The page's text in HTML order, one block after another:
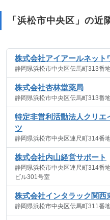
「浜松市中央区」の近
株式会社アイアールネット
静岡県浜松市中央区伝馬町313番
株式会社杏林堂薬局
静岡県浜松市中央区伝馬町313番
特定非営利活動法人クリエ
ツ
静岡県浜松市中央区連尺町314番
株式会社内山経営サポート
静岡県浜松市中央区連尺町314番
ビル301号室
株式会社インタラック関西
静岡県浜松市中央区伝馬町311番